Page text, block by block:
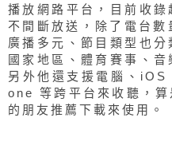
播放網路平台，目前收
不間斷放送，除了電台
廣播多元、節目類型也
國家地區、體育賽事、音
另外他還支援電腦、
one 等跨平台來收聽，
的朋友推薦下載來使用。